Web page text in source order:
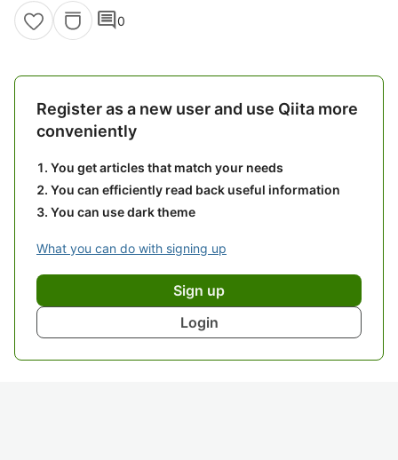
comment0
Register as a new user and use Qiita more
conveniently
You get articles that match your needs
You can efficiently read back useful information
You can use dark theme
What you can do with signing up
Sign up
Login